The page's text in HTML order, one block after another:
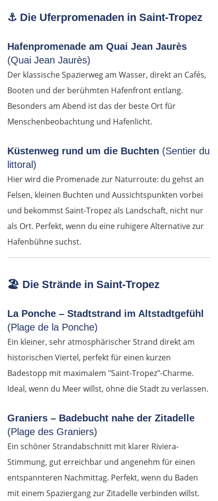
⚓ Die Uferpromenaden in Saint-Tropez
Hafenpromenade am Quai Jean Jaurès
(Quai Jean Jaurès)
Der klassische Spazierweg am Wasser, direkt an Cafés,
Booten und der berühmten Hafenfront entlang.
Besonders am Abend ist das der beste Ort für
Menschenbeobachtung und Hafenlicht.
Küstenweg rund um die Buchten (Sentier du
littoral)
Hier wird die Promenade zur Naturroute: du gehst an
Felsen, kleinen Buchten und Aussichtspunkten vorbei
und bekommst Saint-Tropez als Landschaft, nicht nur
als Ort. Perfekt, wenn du eine ruhigere Alternative zur
Hafenbühne suchst.
🏖️ Die Strände in Saint-Tropez
La Ponche – Stadtstrand im Altstadtgefühl
(Plage de la Ponche)
Ein kleiner, sehr atmosphärischer Strand direkt am
historischen Viertel, perfekt für einen kurzen
Badestopp mit maximalem "Saint-Tropez"-Charme.
Ideal, wenn du Meer willst, ohne die Stadt zu verlassen.
Graniers – Badebucht nahe der Zitadelle
(Plage des Graniers)
Ein schöner Strandabschnitt mit klarer Riviera-
Stimmung, gut erreichbar und angenehm für einen
entspannteren Nachmittag. Perfekt, wenn du Baden
mit einem Spaziergang zur Zitadelle verbinden willst.
Jelgava
Bauska
Litauen
Panevėžys
Vilnius
Alytus
Polen
Suwałki
Łomża
Wyszków
Warschau
Łódź
Turek
Posen
Nowy Tomyśl
Schwiebus